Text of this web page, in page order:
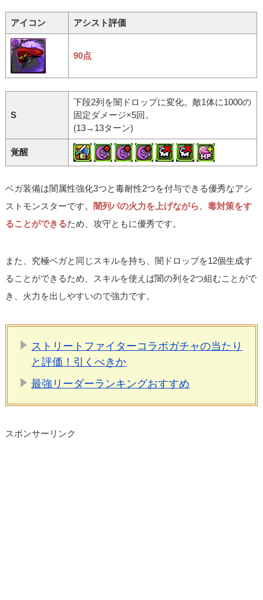
アイコン アシスト評価
90点
S
下段2列を闇ドロップに変化。敵1体に1000の
固定ダメージ×5回。
(13→13ターン)
覚醒
ベガ装備は闇属性強化3つと毒耐性2つを付与できる優秀なアシ
ストモンスターです。 闇列パの火力を上げながら、毒対策をす
ることができるため、攻守ともに優秀です。
また、究極ベガと同じスキルを持ち、闇ドロップを12個生成す
ることができるため、スキルを使えば闇の列を2つ組むことがで
き、火力を出しやすいので強力です。
ストリートファイターコラボガチャの当たり
と評価！引くべきか
最強リーダーランキングおすすめ
スポンサーリンク